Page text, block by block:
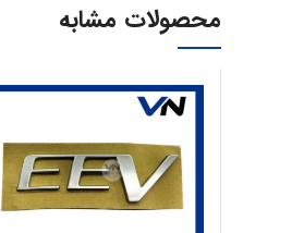
محصولات مشابه